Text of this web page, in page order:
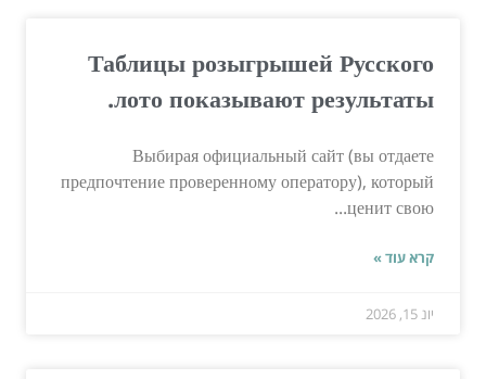
Таблицы розыгрышей Русского
лото показывают результаты.
Выбирая официальный сайт (вы отдаете
предпочтение проверенному оператору), который
ценит свою...
קרא עוד »
יונ 15, 2026